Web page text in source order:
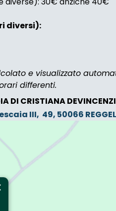
diversi):
e visualizzato
differenti.
DI CRISTIANA DEVINCENZI
III, 49, 50066